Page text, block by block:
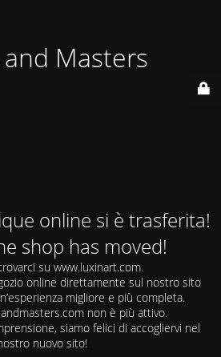
Masters
online si è trasferita!
shop has moved!
su www.luxinart.com.
online direttamente sul nostro sito
migliore e più completa.
non è più attivo.
siamo felici di accogliervi nel
nuovo sito!